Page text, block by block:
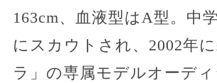
163cm、血液型はA型。中
にスカウトされ、2002年
ラ」の専属モデルオーデ